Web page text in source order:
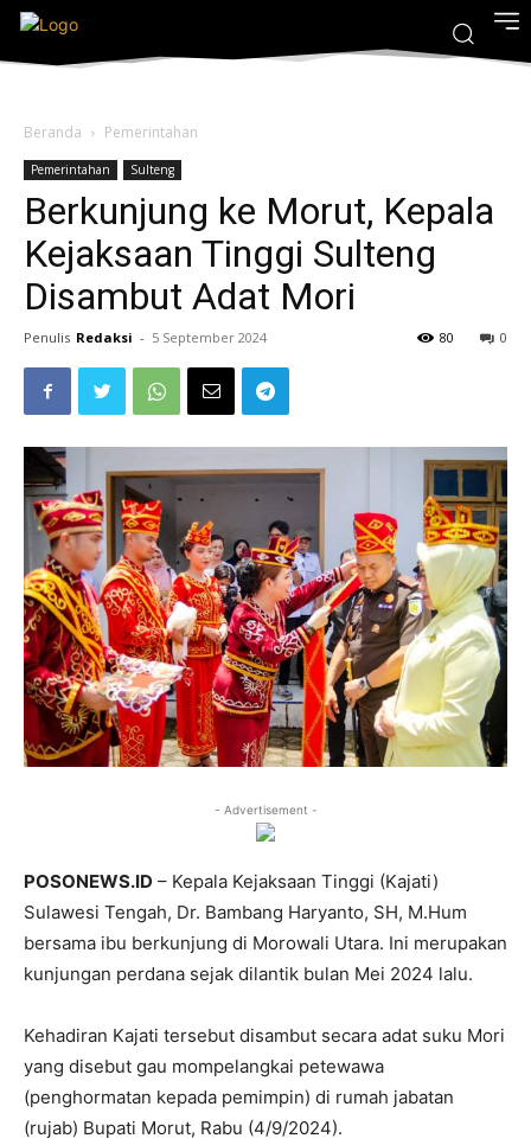
Beranda Pemerintahan
Pemerintahan Sulteng
Berkunjung ke Morut, Kepala
Kejaksaan Tinggi Sulteng
Disambut Adat Mori
Penulis Redaksi - 5 September 2024 0
80
- Advertisement -
POSONEWS.ID – Kepala Kejaksaan Tinggi (Kajati)
Sulawesi Tengah, Dr. Bambang Haryanto, SH, M.Hum
bersama ibu berkunjung di Morowali Utara. Ini merupakan
kunjungan perdana sejak dilantik bulan Mei 2024 lalu.
Kehadiran Kajati tersebut disambut secara adat suku Mori
yang disebut gau mompelangkai petewawa
(penghormatan kepada pemimpin) di rumah jabatan
(rujab) Bupati Morut, Rabu (4/9/2024).